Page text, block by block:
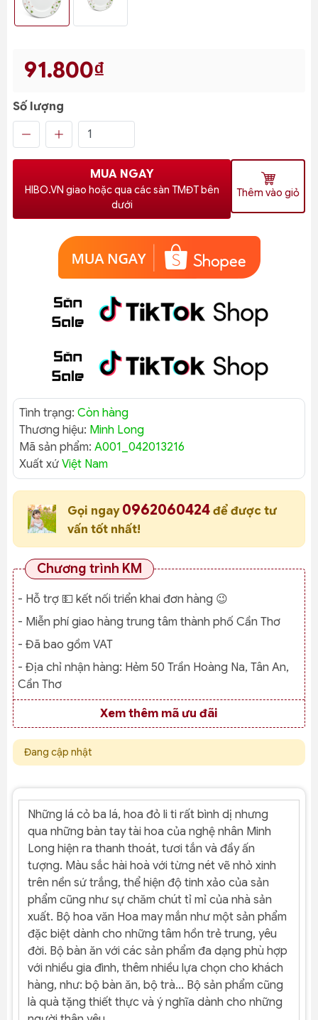
91.800₫
Số lượng
MUA NGAY
HIBO.VN giao hoặc qua các sàn TMĐT bên
dưới
Thêm vào giỏ
Tình trạng: Còn hàng
Thương hiệu: Minh Long
Mã sản phẩm: A001_042013216
Xuất xứ Việt Nam
Gọi ngay 0962060424 để được tư
vấn tốt nhất!
Chương trình KM
- Hỗ trợ 💵 kết nối triển khai đơn hàng 😉
- Miễn phí giao hàng trung tâm thành phố Cần Thơ
- Đã bao gồm VAT
- Địa chỉ nhận hàng: Hẻm 50 Trần Hoàng Na, Tân An,
Cần Thơ
Xem thêm mã ưu đãi
Đang cập nhật
Những lá cỏ ba lá, hoa đỏ li ti rất bình dị nhưng
qua những bàn tay tài hoa của nghệ nhân Minh
Long hiện ra thanh thoát, tươi tắn và đầy ấn
tượng. Màu sắc hài hoà với từng nét vẽ nhỏ xinh
trên nền sứ trắng, thể hiện độ tinh xảo của sản
phẩm cũng như sự chăm chút tỉ mỉ của nhà sản
xuất. Bộ hoa văn Hoa may mắn như một sản phẩm
đặc biệt dành cho những tâm hồn trẻ trung, yêu
đời. Bộ bàn ăn với các sản phẩm đa dạng phù hợp
với nhiều gia đình, thêm nhiều lựa chọn cho khách
hàng, như: bộ bàn ăn, bộ trà... Bộ sản phẩm cũng
là quà tặng thiết thực và ý nghĩa dành cho những